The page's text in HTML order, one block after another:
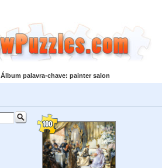
Álbum palavra-chave: painter salon